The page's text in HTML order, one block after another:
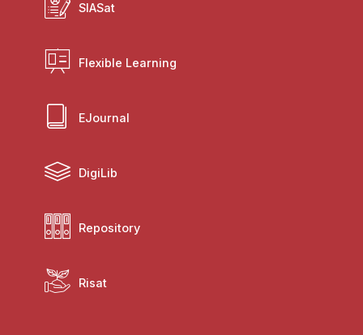
SIASat
Flexible Learning
EJournal
DigiLib
Repository
Risat